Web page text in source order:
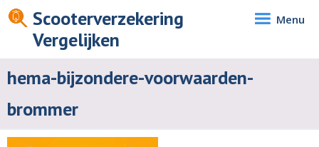
Scooterverzekering
Vergelijken
Menu
hema-bijzondere-voorwaarden-
brommer